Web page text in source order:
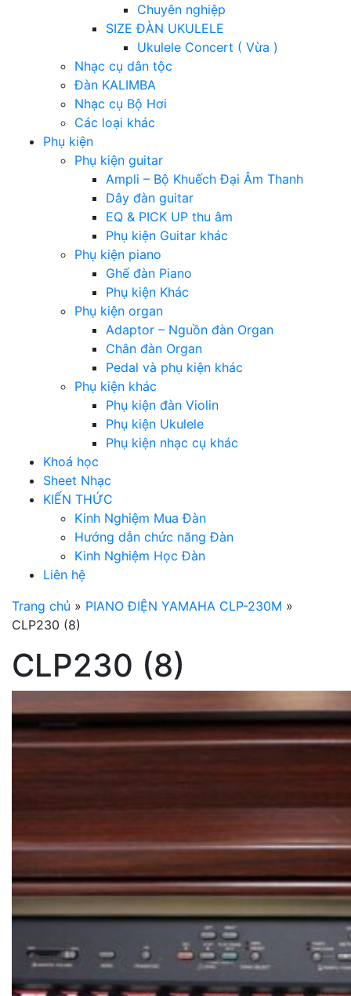
Chuyên nghiệp
SIZE ĐÀN UKULELE
Ukulele Concert ( Vừa )
Nhạc cụ dân tộc
Đàn KALIMBA
Nhạc cụ Bộ Hơi
Các loại khác
Phụ kiện
Phụ kiện guitar
Ampli – Bộ Khuếch Đại Âm Thanh
Dây đàn guitar
EQ & PICK UP thu âm
Phụ kiện Guitar khác
Phụ kiện piano
Ghế đàn Piano
Phụ kiện Khác
Phụ kiện organ
Adaptor – Nguồn đàn Organ
Chân đàn Organ
Pedal và phụ kiện khác
Phụ kiện khác
Phụ kiện đàn Violin
Phụ kiện Ukulele
Phụ kiện nhạc cụ khác
Khoá học
Sheet Nhạc
KIẾN THỨC
Kinh Nghiệm Mua Đàn
Hướng dẫn chức năng Đàn
Kinh Nghiệm Học Đàn
Liên hệ
Trang chủ » PIANO ĐIỆN YAMAHA CLP-230M »
CLP230 (8)
CLP230 (8)